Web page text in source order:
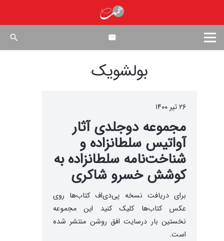
search
بولشویک
۲۶ تیر ۱۴۰۰
مجموعه دوجلدی آثار
آواتیس سلطانزاده و
شناخت‌نامه سلطانزاده به
کوشش خسرو شاکری
برای دریافت نسخه پی‌دی‌اف کتاب‌ها روی
عکس کتاب‌ها کلیک کنید این مجموعه
نخستین بار درسایت افق روشن منتشر شده‌
است.